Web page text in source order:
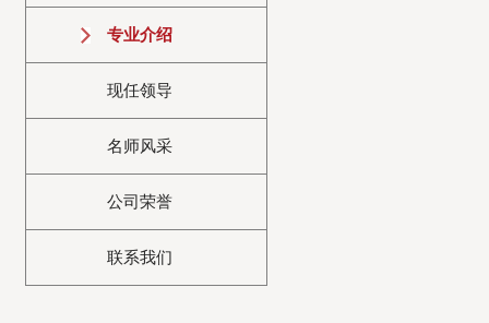
专业介绍
现任领导
名师风采
公司荣誉
联系我们